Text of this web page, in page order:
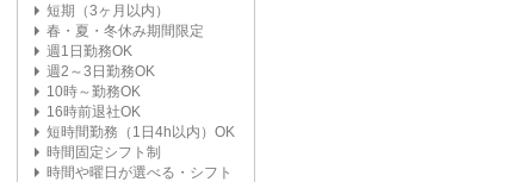
短期（3ヶ月以内）
春・夏・冬休み期間限定
週1日勤務OK
週2～3日勤務OK
10時～勤務OK
16時前退社OK
短時間勤務（1日4h以内）OK
時間固定シフト制
時間や曜日が選べる・シフト